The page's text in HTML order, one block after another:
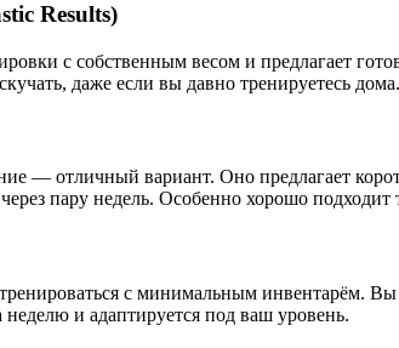
Results)
с собственным весом и предлагает
даже если вы давно тренируетесь дома.
— отличный вариант. Оно предлагает
пару недель. Особенно хорошо подходит
с минимальным инвентарём.
и адаптируется под ваш уровень.